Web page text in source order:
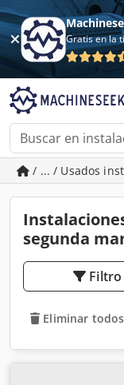
/ ... / Usados
segunda
Filtro
Eliminar